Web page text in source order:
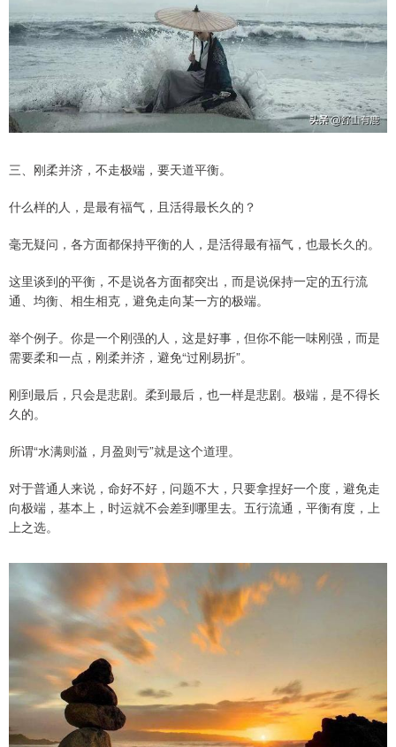
三、刚柔并济，不走极端，要天道平衡。
什么样的人，是最有福气，且活得最长久的？
毫无疑问，各方面都保持平衡的人，是活得最有福气，也最长久的。
这里谈到的平衡，不是说各方面都突出，而是说保持一定的五行流
通、均衡、相生相克，避免走向某一方的极端。
举个例子。你是一个刚强的人，这是好事，但你不能一味刚强，而是
需要柔和一点，刚柔并济，避免“过刚易折”。
刚到最后，只会是悲剧。柔到最后，也一样是悲剧。极端，是不得长
久的。
所谓“水满则溢，月盈则亏”就是这个道理。
对于普通人来说，命好不好，问题不大，只要拿捏好一个度，避免走
向极端，基本上，时运就不会差到哪里去。五行流通，平衡有度，上
上之选。